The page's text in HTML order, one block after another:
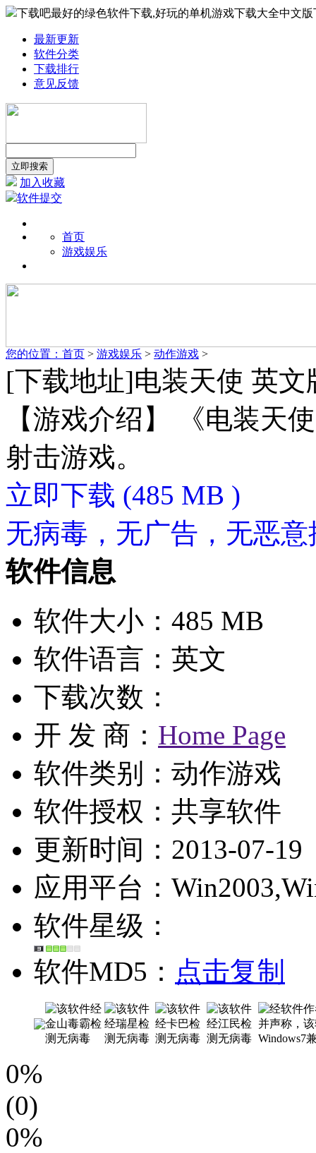
下载吧最好的绿色软件下载,好玩的单机游戏下载大全中文版
最新更新
软件分类
下载排行
意见反馈
加入收藏
软件提交
首页
游戏娱乐
您的位置： 首页 > 游戏娱乐 > 动作游戏 >
[下载地址]电装天使 英文
【游戏介绍】 《电装天
射击游戏。
立即下载 (485 MB )
无病毒，无广告，无恶意
软件信息
软件大小：485 MB
软件语言：英文
下载次数：
开 发 商： Home Page
软件类别：动作游戏
软件授权： 共享软件
更新时间：2013-07-19
应用平台：
软件星级：
软件MD5： 点击复制
0%
(0)
0%